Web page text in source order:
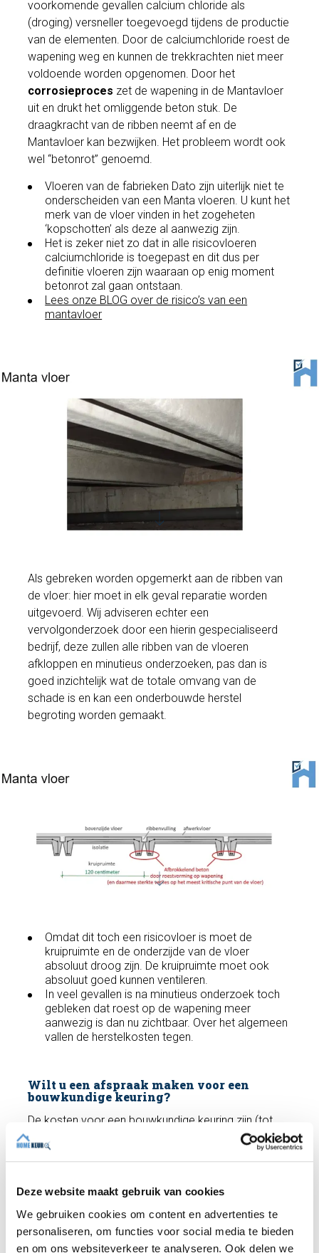
Deze website maakt gebruik van cookies
We gebruiken cookies om content en advertenties te
personaliseren, om functies voor social media te bieden
en om ons websiteverkeer te analyseren. Ook delen we
voorkomende gevallen calcium chloride als
(droging) versneller toegevoegd tijdens de productie
van de elementen. Door de calciumchloride roest de
wapening weg en kunnen de trekkrachten niet meer
voldoende worden opgenomen. Door het
corrosieproces zet de wapening in de Mantavloer
uit en drukt het omliggende beton stuk. De
draagkracht van de ribben neemt af en de
Mantavloer kan bezwijken. Het probleem wordt ook
wel “betonrot” genoemd.
Vloeren van de fabrieken Dato zijn uiterlijk niet te
onderscheiden van een Manta vloeren. U kunt het
merk van de vloer vinden in het zogeheten
‘kopschotten’ als deze al aanwezig zijn.
Het is zeker niet zo dat in alle risicovloeren
calciumchloride is toegepast en dit dus per
definitie vloeren zijn waaraan op enig moment
betonrot zal gaan ontstaan.
Lees onze BLOG over de risico’s van een
mantavloer
Als gebreken worden opgemerkt aan de ribben van
de vloer: hier moet in elk geval reparatie worden
uitgevoerd. Wij adviseren echter een
vervolgonderzoek door een hierin gespecialiseerd
bedrijf, deze zullen alle ribben van de vloeren
afkloppen en minutieus onderzoeken, pas dan is
goed inzichtelijk wat de totale omvang van de
schade is en kan een onderbouwde herstel
begroting worden gemaakt.
Omdat dit toch een risicovloer is moet de
kruipruimte en de onderzijde van de vloer
absoluut droog zijn. De kruipruimte moet ook
absoluut goed kunnen ventileren.
In veel gevallen is na minutieus onderzoek toch
gebleken dat roest op de wapening meer
aanwezig is dan nu zichtbaar. Over het algemeen
vallen de herstelkosten tegen.
Wilt u een afspraak maken voor een
bouwkundige keuring?
De kosten voor een bouwkundige keuring zijn (tot
250 m²) slechts €489 inclusief btw. Hiervoor voeren
wij een uitgebreide
Wij helpen u graag verder en kunnen indien gewenst
inplannen!